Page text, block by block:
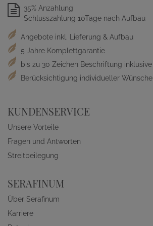
35% Anzahlung
Schlusszahlung 10Tage nach Aufbau
Angebote inkl. Lieferung & Aufbau
5 Jahre Komplettgarantie
bis zu 30 Zeichen Beschriftung inklusive
Berücksichtigung individueller Wünsche
KUNDENSERVICE
Unsere Vorteile
Fragen und Antworten
Streitbeilegung
SERAFINUM
Über Serafinum
Karriere